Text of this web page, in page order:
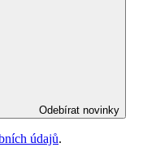
Odebírat novinky
údajů.